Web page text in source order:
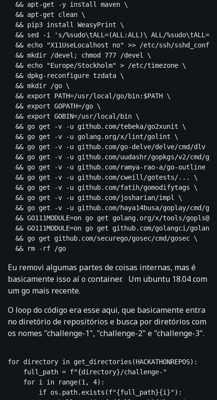
  && apt-get -y install maven \
  && apt-get clean \
  && pip3 install WeasyPrint \
&& sed -i 's/%sudo\tALL=(ALL:ALL)\ ALL/
&& echo "X11UseLocalhost no" >> /etc/ssh/
  && mkdir /devel; chmod 777 /devel \
  && echo "Europe/Stockholm" > /etc/timezone \
  && dpkg-reconfigure tzdata \
  && mkdir /go \
  && export PATH=/usr/local/go/bin:$PATH \
  && export GOPATH=/go \
  && export GOBIN=/usr/local/bin \
  && go get -v -u github.com/tebeka/go2xunit \
  && go get -v -u golang.org/x/lint/golint \
  && go get -v -u github.com/go-delve/delve/cmd/dlv \
&& go get -v -u github.com/uudashr/gopkgs/v2/cmd/
  && go get -v -u github.com/ramya-rao-a/go-outline \
  && go get -v -u github.com/cweill/gotests/... \
  && go get -v -u github.com/fatih/gomodifytags \
  && go get -v -u github.com/josharian/impl \
&& go get -v -u github.com/haya14busa/goplay/cmd/
&& GO111MODULE=on go get golang.org/x/tools/
&& GO111MODULE=on go get github.com/golangci/
  && go get github.com/securego/gosec/cmd/gosec \
Eu removi algumas partes de coisas internas, mas é
basicamente isso aí o container. Um ubuntu 18.04 com
um go mais recente.
O loop do código era esse aqui, que basicamente entra
no diretório de repositórios e busca por diretórios com
os nomes "challenge-1", "challenge-2" e "challenge-3".
for directory in get_directories(HACKATHONREPOS):
    full_path = f"{directory}/challenge-"
    for i in range(1, 4):
        if os.path.exists(f"{full_path}{i}"):